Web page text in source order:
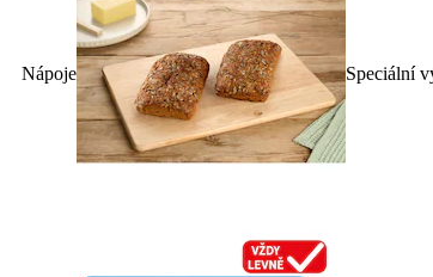
Nápoje Speciální